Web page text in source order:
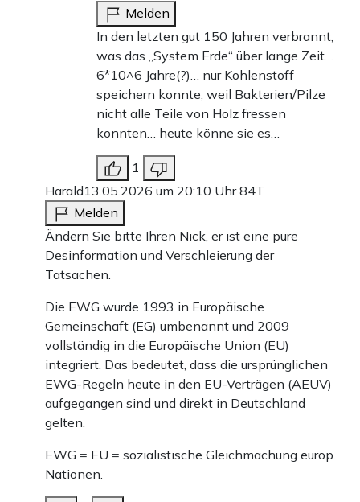
Melden
In den letzten gut 150 Jahren verbrannt,
was das „System Erde“ über lange Zeit…
6*10^6 Jahre(?)… nur Kohlenstoff
speichern konnte, weil Bakterien/Pilze
nicht alle Teile von Holz fressen
konnten… heute könne sie es…
1
Harald13.05.2026 um 20:10 Uhr84T
Melden
Ändern Sie bitte Ihren Nick, er ist eine pure
Desinformation und Verschleierung der
Tatsachen.
Die EWG wurde 1993 in Europäische
Gemeinschaft (EG) umbenannt und 2009
vollständig in die Europäische Union (EU)
integriert. Das bedeutet, dass die ursprünglichen
EWG-Regeln heute in den EU-Verträgen (AEUV)
aufgegangen sind und direkt in Deutschland
gelten.
EWG = EU = sozialistische Gleichmachung europ.
Nationen.